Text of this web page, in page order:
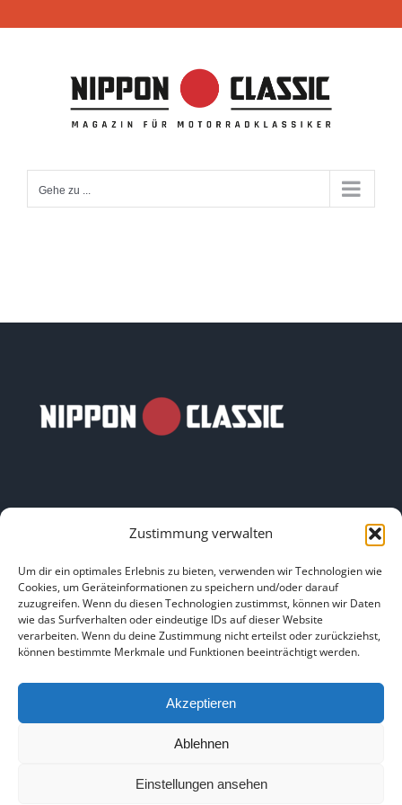
Zustimmung verwalten
Um dir ein optimales Erlebnis zu bieten, verwenden wir Technologien wie
Cookies, um Geräteinformationen zu speichern und/oder darauf
zuzugreifen. Wenn du diesen Technologien zustimmst, können wir Daten
wie das Surfverhalten oder eindeutige IDs auf dieser Website
verarbeiten. Wenn du deine Zustimmung nicht erteilst oder zurückziehst,
können bestimmte Merkmale und Funktionen beeinträchtigt werden.
Akzeptieren
Ablehnen
Einstellungen ansehen
Inhalt
Gehe zu ...
HOME|ÜBER UNS|IMPRESSUM |DATENSCHUTZ
BILDNACHWEISE
Copyright 2025